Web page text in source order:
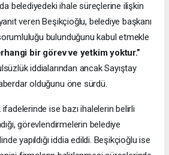
belediyedeki ihale süreçlerine ilişkin
veren Beşikçioğlu, belediye başkanı
bulunduğunu kabul etmekle
bir görev ve yetkim yoktur.”
iddialarından ancak Sayıştay
olduğunu öne sürdü.
ise bazı ihalelerin belirli
görevlendirmelerin belediye
yapıldığı iddia edildi. Beşikçioğlu ise